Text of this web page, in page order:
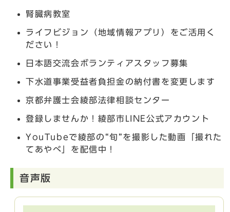
腎臓病教室
ライフビジョン（地域情報アプリ）をご活用く
ださい！
日本語交流会ボランティアスタッフ募集
下水道事業受益者負担金の納付書を変更します
京都弁護士会綾部法律相談センター
登録しませんか！綾部市LINE公式アカウント
YouTubeで綾部の“旬”を撮影した動画「撮れた
てあやべ」を配信中！
音声版